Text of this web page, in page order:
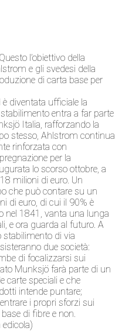
l’obiettivo della
e gli svedesi della
di carta base per
è diventata ufficiale la
entra a far parte
Italia, rafforzando la
stesso, Ahlstrom continua
rinforzata con
per la
lo scorso ottobre, a
milioni di euro. Un
che può contare su un
di euro, di cui il 90% è
nel 1841, vanta una lunga
e ora guarda al futuro. A
stabilimento di via
due società:
di focalizzarsi sui
Munksjö farà parte di un
carte speciali e che
intende puntare;
i propri sforzi sui
di fibre e non.